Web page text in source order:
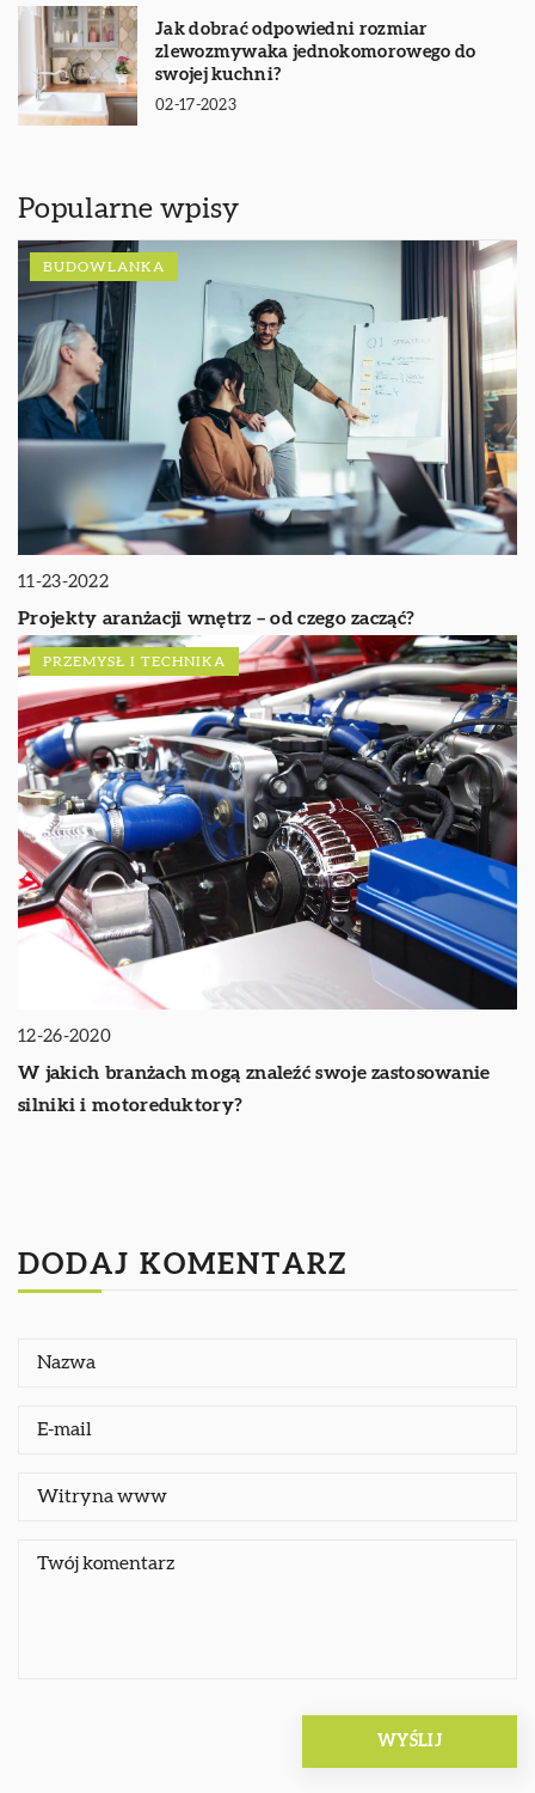
Jak dobrać odpowiedni rozmiar
zlewozmywaka jednokomorowego do
swojej kuchni?
02-17-2023
Popularne wpisy
BUDOWLANKA
11-23-2022
Projekty aranżacji wnętrz – od czego zacząć?
PRZEMYSŁ I TECHNIKA
12-26-2020
W jakich branżach mogą znaleźć swoje zastosowanie
silniki i motoreduktory?
DODAJ KOMENTARZ